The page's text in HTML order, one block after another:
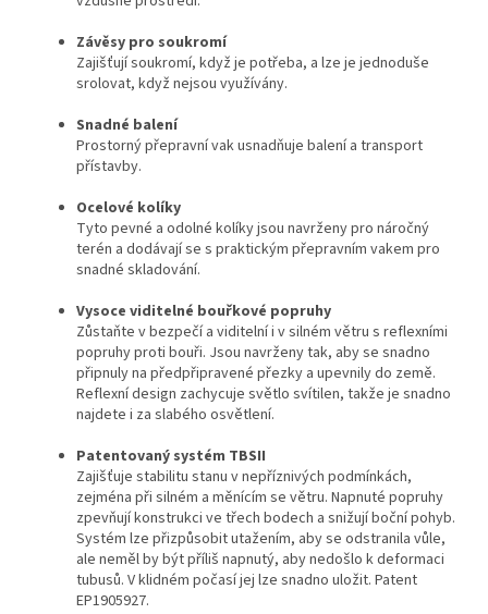
Závěsy pro soukromí
Zajišťují soukromí, když je potřeba, a lze je jednoduše
srolovat, když nejsou využívány.
Snadné balení
Prostorný přepravní vak usnadňuje balení a transport
přístavby.
Ocelové kolíky
Tyto pevné a odolné kolíky jsou navrženy pro náročný
terén a dodávají se s praktickým přepravním vakem pro
snadné skladování.
Vysoce viditelné bouřkové popruhy
Zůstaňte v bezpečí a viditelní i v silném větru s reflexními
popruhy proti bouři. Jsou navrženy tak, aby se snadno
připnuly ​​na předpřipravené přezky a upevnily do země.
Reflexní design zachycuje světlo svítilen, takže je snadno
najdete i za slabého osvětlení.
Patentovaný systém TBSII
Zajišťuje stabilitu stanu v nepříznivých podmínkách,
zejména při silném a měnícím se větru. Napnuté popruhy
zpevňují konstrukci ve třech bodech a snižují boční pohyb.
Systém lze přizpůsobit utažením, aby se odstranila vůle,
ale neměl by být příliš napnutý, aby nedošlo k deformaci
tubusů. V klidném počasí jej lze snadno uložit. Patent
EP1905927.